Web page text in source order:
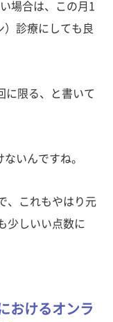
場合は、この月1
）診療にしても良
に限る、と書いて
いんですね。
、これもやはり元
少しいい点数に
おけるオンラ